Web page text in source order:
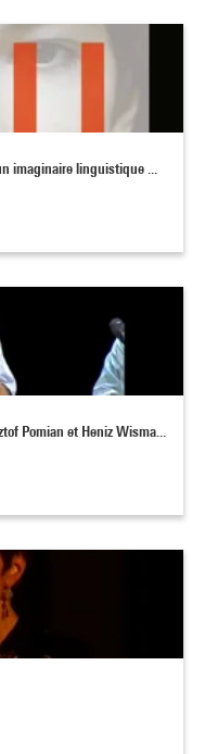
imaginaire linguistique ...
Pomian et Heniz Wisma...